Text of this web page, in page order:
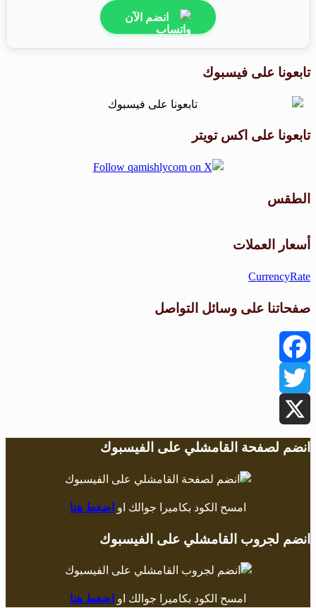
انضم الآن
تابعونا على فيسبوك
تابعونا على اكس تويتر
الطقس
أسعار العملات
CurrencyRate
صفحاتنا على وسائل التواصل
Facebook
Twitter
X
انضم لصفحة القامشلي على الفيسبوك
امسح الكود بكاميرا جوالك او اضغط هنا
انضم لجروب القامشلي على الفيسبوك
امسح الكود بكاميرا جوالك او اضغط هنا